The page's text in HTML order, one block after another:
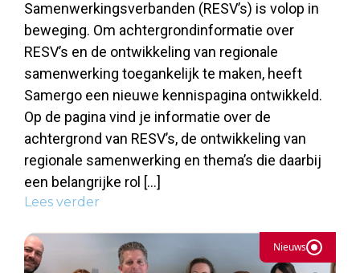
Samenwerkingsverbanden (RESV’s) is volop in
beweging. Om achtergrondinformatie over
RESV’s en de ontwikkeling van regionale
samenwerking toegankelijk te maken, heeft
Samergo een nieuwe kennispagina ontwikkeld.
Op de pagina vind je informatie over de
achtergrond van RESV’s, de ontwikkeling van
regionale samenwerking en thema’s die daarbij
een belangrijke rol […]
Lees verder
Nieuws